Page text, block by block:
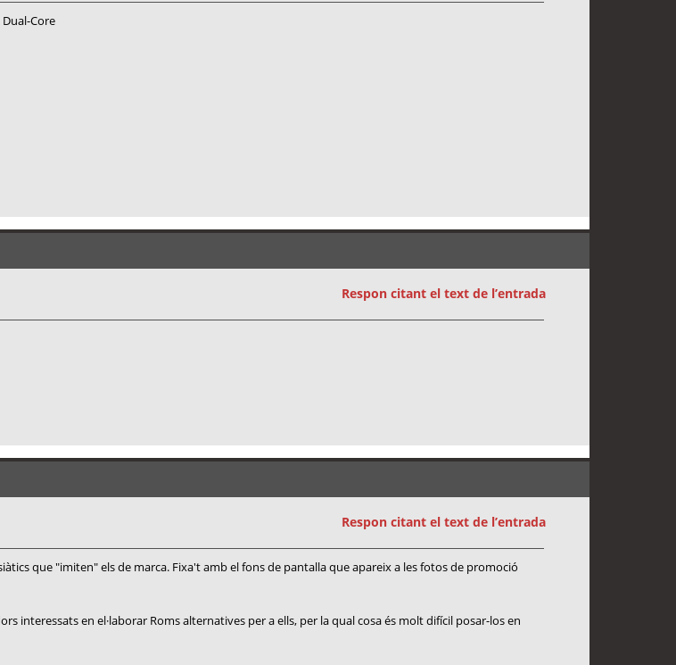
Core
Respon citant el text de l’entrada
Respon citant el text de l’entrada
que "imiten" els de marca. Fixa't amb el fons de pantalla que apareix a les fotos de promoció
interessats en el·laborar Roms alternatives per a ells, per la qual cosa és molt difícil posar-los en